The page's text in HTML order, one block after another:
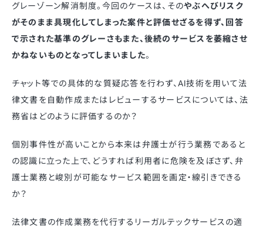
グレーゾーン解消制度。今回のケースは、そのやぶへびリスク
がそのまま具現化してしまった案件と評価せざるを得ず、回答
で示された基準のグレーさもまた、後続のサービスを萎縮させ
かねないものとなってしまいました。
チャット等での具体的な質疑応答を行わず、AI技術を用いて法
律文書を自動作成またはレビューするサービスについては、法
務省はどのように評価するのか？
個別事件性が高いことから本来は弁護士が行う業務であると
の認識に立った上で、どうすれば利用者に危険を及ぼさず、弁
護士業務と峻別が可能なサービス範囲を画定・線引きできる
か？
法律文書の作成業務を代行するリーガルテックサービスの適